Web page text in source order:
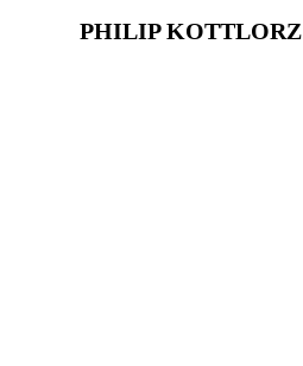
PHILIP KOTTLORZ